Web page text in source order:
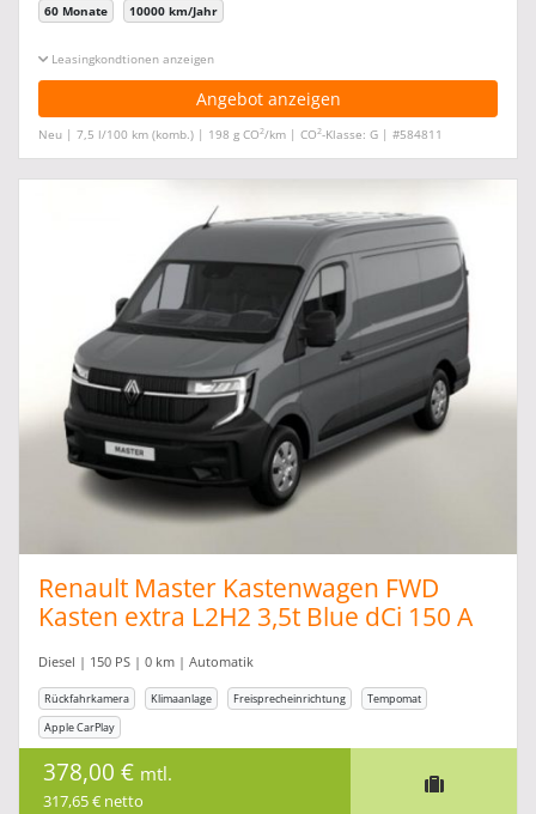
60 Monate 10000 km/Jahr
Leasingkonditionen ein-/ausblenden
Angebot anzeigen
Neu | 7,5 l/100 km (komb.) | 198 g CO2/km | CO2-Klasse: G | #584811
Renault Master Kastenwagen FWD
Kasten extra L2H2 3,5t Blue dCi 150 A
Diesel | 150 PS | 0 km | Automatik
Rückfahrkamera Klimaanlage Freisprecheinrichtung
Tempomat
Apple CarPlay
378,00 € mtl.
317,65 € netto